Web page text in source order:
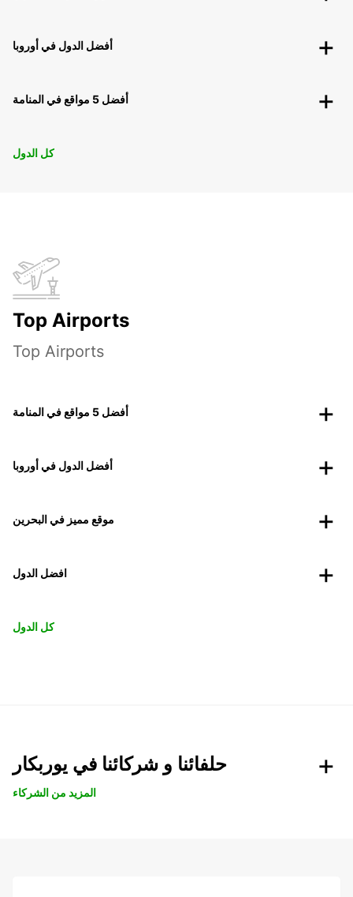
أفضل الدول في أوروبا
أفضل 5 مواقع في المنامة
كل الدول
Top Airports
Top Airports
أفضل 5 مواقع في المنامة
أفضل الدول في أوروبا
موقع مميز في البحرين
افضل الدول
كل الدول
حلفائنا و شركائنا في يوربكار
المزيد من الشركاء